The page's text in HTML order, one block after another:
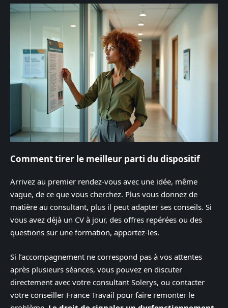
Comment tirer le meilleur parti du dispositif
Arrivez au premier rendez-vous avec une idée, même
vague, de ce que vous cherchez. Plus vous donnez de
matière au consultant, plus il peut adapter ses conseils. Si
vous avez déjà un CV à jour, des offres repérées ou des
questions sur une formation, apportez-les.
Si l’accompagnement ne correspond pas à vos attentes
après plusieurs séances, vous pouvez en discuter
directement avec votre consultant Solerys, ou contacter
votre conseiller France Travail pour faire remonter le